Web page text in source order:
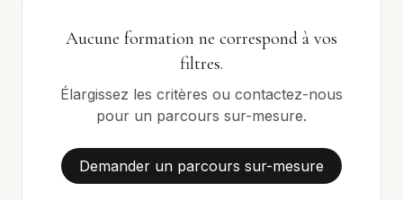
Aucune formation ne correspond à vos
filtres.
Élargissez les critères ou contactez-nous
pour un parcours sur-mesure.
Demander un parcours sur-mesure